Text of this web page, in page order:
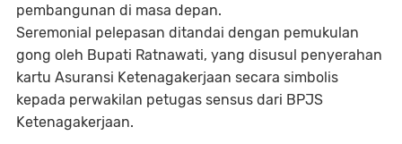
pembangunan di masa depan.
​Seremonial pelepasan ditandai dengan pemukulan
gong oleh Bupati Ratnawati, yang disusul penyerahan
kartu Asuransi Ketenagakerjaan secara simbolis
kepada perwakilan petugas sensus dari BPJS
Ketenagakerjaan.